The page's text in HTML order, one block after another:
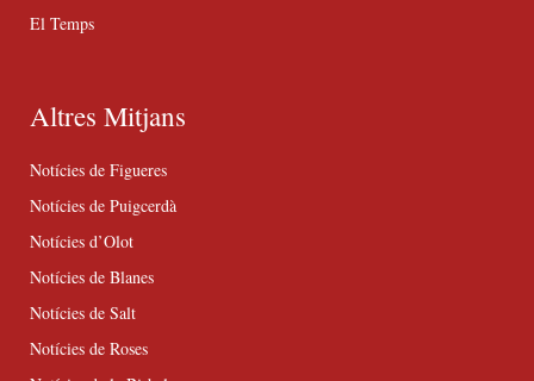
El Temps
Altres Mitjans
Notícies de Figueres
Notícies de Puigcerdà
Notícies d’Olot
Notícies de Blanes
Notícies de Salt
Notícies de Roses